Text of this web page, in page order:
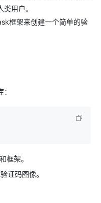
用户。
框架来创建一个简单的验
框架。
证码图像。